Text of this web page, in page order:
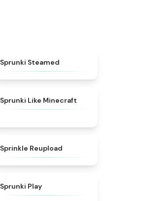
Sprunki Steamed
★
Sprunki Like Minecraft
Sprinkle Reupload
Sprunki Play